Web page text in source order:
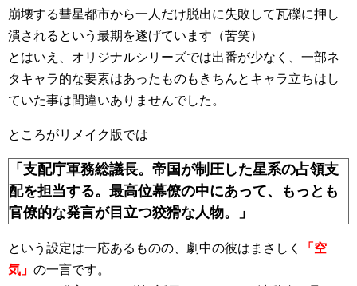
崩壊する彗星都市から一人だけ脱出に失敗して瓦礫に押し
潰されるという最期を遂げています（苦笑）
とはいえ、オリジナルシリーズでは出番が少なく、一部ネ
タキャラ的な要素はあったものもきちんとキャラ立ちはし
ていた事は間違いありませんでした。
ところがリメイク版では
「支配庁軍務総議長。帝国が制圧した星系の占領支
配を担当する。最高位幕僚の中にあって、もっとも
官僚的な発言が目立つ狡猾な人物。」
という設定は一応あるものの、劇中の彼はまさしく
「空
気」 の一言です。